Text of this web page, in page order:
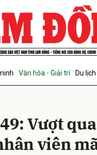
Văn hóa - Giải trí Du lịch
Vượt qua
viên